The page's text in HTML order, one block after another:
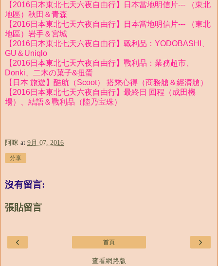
【2016日本東北七天六夜自由行】日本當地明信片--- （東北
地區）秋田＆青森
【2016日本東北七天六夜自由行】日本當地明信片--- （東北
地區）岩手＆宮城
【2016日本東北七天六夜自由行】戰利品：YODOBASHI、
GU＆Uniqlo
【2016日本東北七天六夜自由行】戰利品：業務超市、
Donki、二木の菓子&扭蛋
【日本 旅遊】酷航（Scoot） 搭乘心得（商務艙＆經濟艙）
【2016日本東北七天六夜自由行】最終日 回程（成田機
場）、結語＆戰利品（陸乃宝珠）
阿咪 at 9月 07, 2016
分享
沒有留言:
張貼留言
‹ ›
首頁
查看網路版